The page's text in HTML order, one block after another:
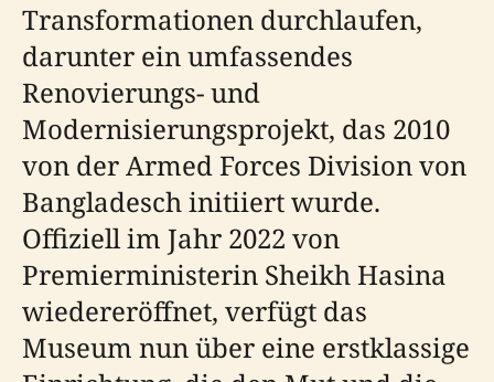
Transformationen durchlaufen,
darunter ein umfassendes
Renovierungs- und
Modernisierungsprojekt, das 2010
von der Armed Forces Division von
Bangladesch initiiert wurde.
Offiziell im Jahr 2022 von
Premierministerin Sheikh Hasina
wiedereröffnet, verfügt das
Museum nun über eine erstklassige